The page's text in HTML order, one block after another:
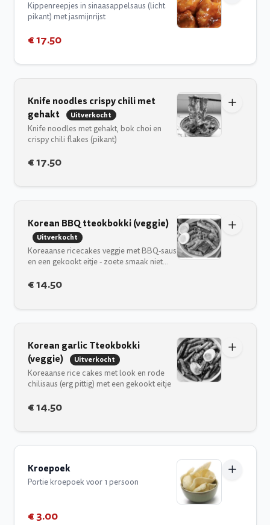
Kippenreepjes in sinaasappelsaus (licht
pikant) met jasmijnrijst
€ 17.50
Knife noodles crispy chili met
gehakt
Uitverkocht
Knife noodles met gehakt, bok choi en
crispy chili flakes (pikant)
€ 17.50
Korean BBQ tteokbokki (veggie)
Uitverkocht
Koreaanse ricecakes veggie met BBQ-saus
en een gekookt eitje - zoete smaak niet
€ 14.50
Korean garlic Tteokbokki
(veggie)
Uitverkocht
Koreaanse rice cakes met look en rode
chilisaus (erg pittig) met een gekookt eitje
€ 14.50
Kroepoek
Portie kroepoek voor 1 persoon
€ 3.00